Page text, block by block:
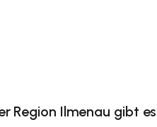
Region Ilmenau gibt